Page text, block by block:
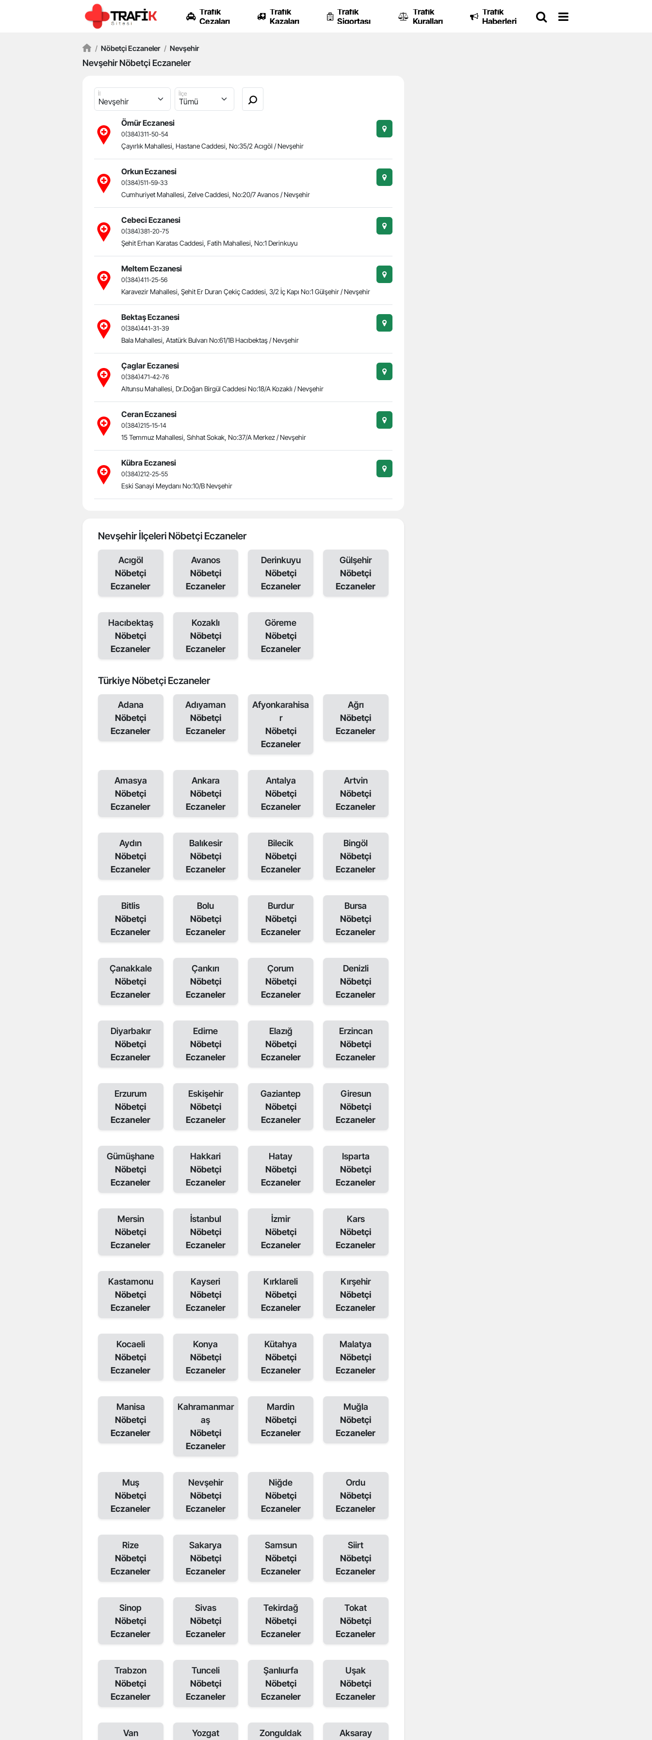
Trafik
Cezaları
Trafik
Kazaları
Trafik
Sigortası
Trafik
Kuralları
Trafik
Haberleri
/ Nöbetçi Eczaneler / Nevşehir
Nevşehir Nöbetçi Eczaneler
İl İlçe
Ömür Eczanesi
0(384)311-50-54
Çayırlık Mahallesi, Hastane Caddesi, No:35/2 Acıgöl / Nevşehir
Orkun Eczanesi
0(384)511-59-33
Cumhuriyet Mahallesi, Zelve Caddesi, No:20/7 Avanos / Nevşehir
Cebeci Eczanesi
0(384)381-20-75
Şehit Erhan Karatas Caddesi, Fatih Mahallesi, No:1 Derinkuyu
Meltem Eczanesi
0(384)411-25-56
Karavezir Mahallesi, Şehit Er Duran Çekiç Caddesi, 3/2 İç Kapı No:1 Gülşehir / Nevşehir
Bektaş Eczanesi
0(384)441-31-39
Bala Mahallesi, Atatürk Bulvarı No:61/1B Hacıbektaş / Nevşehir
Çaglar Eczanesi
0(384)471-42-76
Altunsu Mahallesi, Dr.Doğan Birgül Caddesi No:18/A Kozaklı / Nevşehir
Ceran Eczanesi
0(384)215-15-14
15 Temmuz Mahallesi, Sıhhat Sokak, No:37/A Merkez / Nevşehir
Kübra Eczanesi
0(384)212-25-55
Eski Sanayi Meydanı No:10/B Nevşehir
Nevşehir İlçeleri Nöbetçi Eczaneler
Acıgöl
Nöbetçi
Eczaneler
Avanos
Nöbetçi
Eczaneler
Derinkuyu
Nöbetçi
Eczaneler
Gülşehir
Nöbetçi
Eczaneler
Hacıbektaş
Nöbetçi
Eczaneler
Kozaklı
Nöbetçi
Eczaneler
Göreme
Nöbetçi
Eczaneler
Türkiye Nöbetçi Eczaneler
Adana
Nöbetçi
Eczaneler
Adıyaman
Nöbetçi
Eczaneler
Afyonkarahisa
r
Nöbetçi
Eczaneler
Ağrı
Nöbetçi
Eczaneler
Amasya
Nöbetçi
Eczaneler
Ankara
Nöbetçi
Eczaneler
Antalya
Nöbetçi
Eczaneler
Artvin
Nöbetçi
Eczaneler
Aydın
Nöbetçi
Eczaneler
Balıkesir
Nöbetçi
Eczaneler
Bilecik
Nöbetçi
Eczaneler
Bingöl
Nöbetçi
Eczaneler
Bitlis
Nöbetçi
Eczaneler
Bolu
Nöbetçi
Eczaneler
Burdur
Nöbetçi
Eczaneler
Bursa
Nöbetçi
Eczaneler
Çanakkale
Nöbetçi
Eczaneler
Çankırı
Nöbetçi
Eczaneler
Çorum
Nöbetçi
Eczaneler
Denizli
Nöbetçi
Eczaneler
Diyarbakır
Nöbetçi
Eczaneler
Edirne
Nöbetçi
Eczaneler
Elazığ
Nöbetçi
Eczaneler
Erzincan
Nöbetçi
Eczaneler
Erzurum
Nöbetçi
Eczaneler
Eskişehir
Nöbetçi
Eczaneler
Gaziantep
Nöbetçi
Eczaneler
Giresun
Nöbetçi
Eczaneler
Gümüşhane
Nöbetçi
Eczaneler
Hakkari
Nöbetçi
Eczaneler
Hatay
Nöbetçi
Eczaneler
Isparta
Nöbetçi
Eczaneler
Mersin
Nöbetçi
Eczaneler
İstanbul
Nöbetçi
Eczaneler
İzmir
Nöbetçi
Eczaneler
Kars
Nöbetçi
Eczaneler
Kastamonu
Nöbetçi
Eczaneler
Kayseri
Nöbetçi
Eczaneler
Kırklareli
Nöbetçi
Eczaneler
Kırşehir
Nöbetçi
Eczaneler
Kocaeli
Nöbetçi
Eczaneler
Konya
Nöbetçi
Eczaneler
Kütahya
Nöbetçi
Eczaneler
Malatya
Nöbetçi
Eczaneler
Manisa
Nöbetçi
Eczaneler
Kahramanmar
aş
Nöbetçi
Eczaneler
Mardin
Nöbetçi
Eczaneler
Muğla
Nöbetçi
Eczaneler
Muş
Nöbetçi
Eczaneler
Nevşehir
Nöbetçi
Eczaneler
Niğde
Nöbetçi
Eczaneler
Ordu
Nöbetçi
Eczaneler
Rize
Nöbetçi
Eczaneler
Sakarya
Nöbetçi
Eczaneler
Samsun
Nöbetçi
Eczaneler
Siirt
Nöbetçi
Eczaneler
Sinop
Nöbetçi
Eczaneler
Sivas
Nöbetçi
Eczaneler
Tekirdağ
Nöbetçi
Eczaneler
Tokat
Nöbetçi
Eczaneler
Trabzon
Nöbetçi
Eczaneler
Tunceli
Nöbetçi
Eczaneler
Şanlıurfa
Nöbetçi
Eczaneler
Uşak
Nöbetçi
Eczaneler
Van Yozgat Zonguldak Aksaray